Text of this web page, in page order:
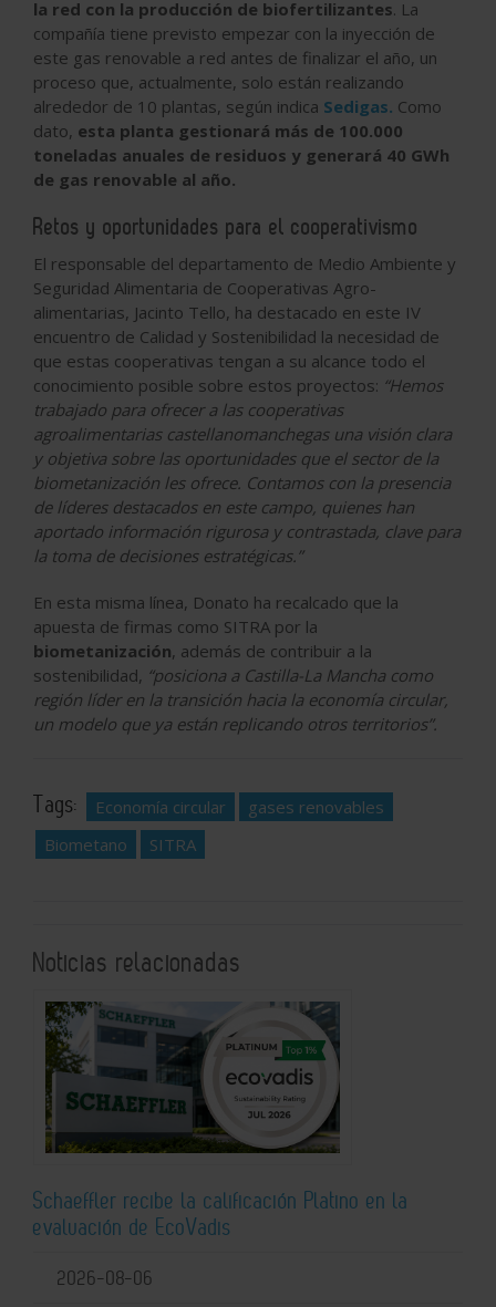
la red con la producción de biofertilizantes. La
compañía tiene previsto empezar con la inyección de
este gas renovable a red antes de finalizar el año, un
proceso que, actualmente, solo están realizando
alrededor de 10 plantas, según indica Sedigas. Como
dato, esta planta gestionará más de 100.000
toneladas anuales de residuos y generará 40 GWh
de gas renovable al año.
Retos y oportunidades para el cooperativismo
El responsable del departamento de Medio Ambiente y
Seguridad Alimentaria de Cooperativas Agro-
alimentarias, Jacinto Tello, ha destacado en este IV
encuentro de Calidad y Sostenibilidad la necesidad de
que estas cooperativas tengan a su alcance todo el
conocimiento posible sobre estos proyectos: “Hemos
trabajado para ofrecer a las cooperativas
agroalimentarias castellanomanchegas una visión clara
y objetiva sobre las oportunidades que el sector de la
biometanización les ofrece. Contamos con la presencia
de líderes destacados en este campo, quienes han
aportado información rigurosa y contrastada, clave para
la toma de decisiones estratégicas.”
En esta misma línea, Donato ha recalcado que la
apuesta de firmas como SITRA por la
biometanización, además de contribuir a la
sostenibilidad, “posiciona a Castilla-La Mancha como
región líder en la transición hacia la economía circular,
un modelo que ya están replicando otros territorios”.
Tags: Economía circular
gases renovables
Biometano
SITRA
Noticias relacionadas
Schaeffler recibe la calificación Platino en la
evaluación de EcoVadis
2026-08-06